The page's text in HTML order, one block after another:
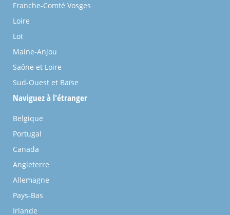
Franche-Comté Vosges
Loire
Lot
Maine-Anjou
Saône et Loire
Sud-Ouest et Baïse
Naviguez à l'étranger
Belgique
Portugal
Canada
Angleterre
Allemagne
Pays-Bas
Irlande